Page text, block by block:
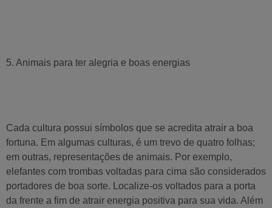
5. Animais para ter alegria e boas energias
Cada cultura possui símbolos que se acredita atrair a boa
fortuna. Em algumas culturas, é um trevo de quatro folhas;
em outras, representações de animais. Por exemplo,
elefantes com trombas voltadas para cima são considerados
portadores de boa sorte. Localize-os voltados para a porta
da frente a fim de atrair energia positiva para sua vida. Além